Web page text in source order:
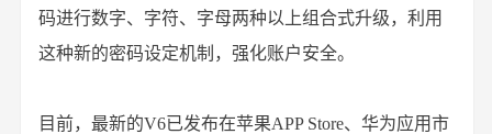
码进行数字、字符、字母两种以上组合式升级，利用
这种新的密码设定机制，强化账户安全。
目前，最新的V6已发布在苹果APP Store、华为应用市